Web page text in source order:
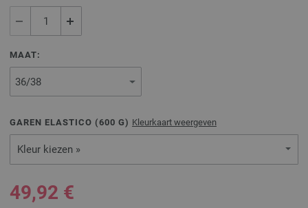
MAAT:
GAREN ELASTICO (600 G) Kleurkaart weergeven
Kleur kiezen »
49,92 €